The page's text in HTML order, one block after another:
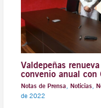
Valdepeñas
convenio anual con
Notas de Prensa, Noticias,
de 2022